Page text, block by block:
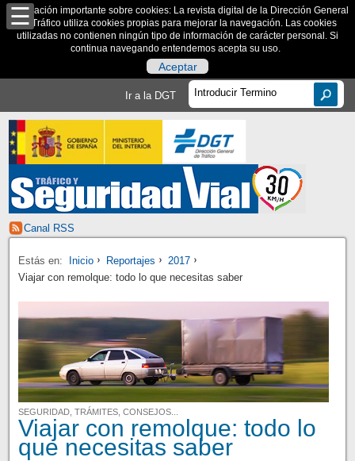
Información importante sobre cookies: La revista digital de la Dirección General
de Tráfico utiliza cookies propias para mejorar la navegación. Las cookies
utilizadas no contienen ningún tipo de información de carácter personal. Si
continua navegando entendemos acepta su uso.
Aceptar
Ir a la DGT
Canal RSS
Estás en: Inicio Reportajes
2017
Viajar con remolque: todo lo que necesitas saber
SEGURIDAD, TRÁMITES, CONSEJOS...
Viajar con remolque: todo lo
que necesitas saber